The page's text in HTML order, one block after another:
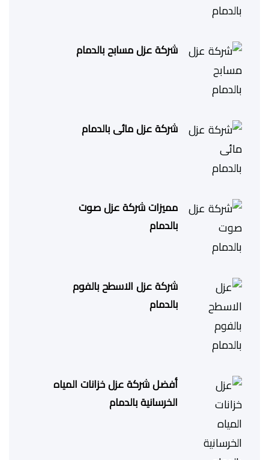
شركة عزل مسابح بالدمام
شركة عزل مائى بالدمام
مميزات شركة عزل صوت
بالدمام
شركة عزل الاسطح بالفوم
بالدمام
أفضل شركة عزل خزانات المياه
الخرسانية بالدمام